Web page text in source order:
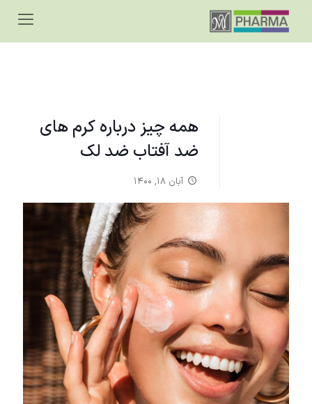
همه چیز درباره کرم‌ های
ضد آفتاب ضد لک
آبان ۱۸, ۱۴۰۰